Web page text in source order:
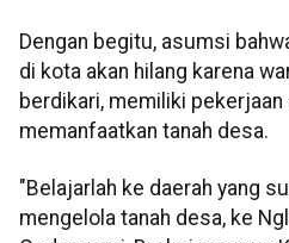
Dengan begitu, asumsi
di kota akan hilang karena
berdikari, memiliki pekerjaan
memanfaatkan tanah desa.
"Belajarlah ke daerah yang
mengelola tanah desa, ke